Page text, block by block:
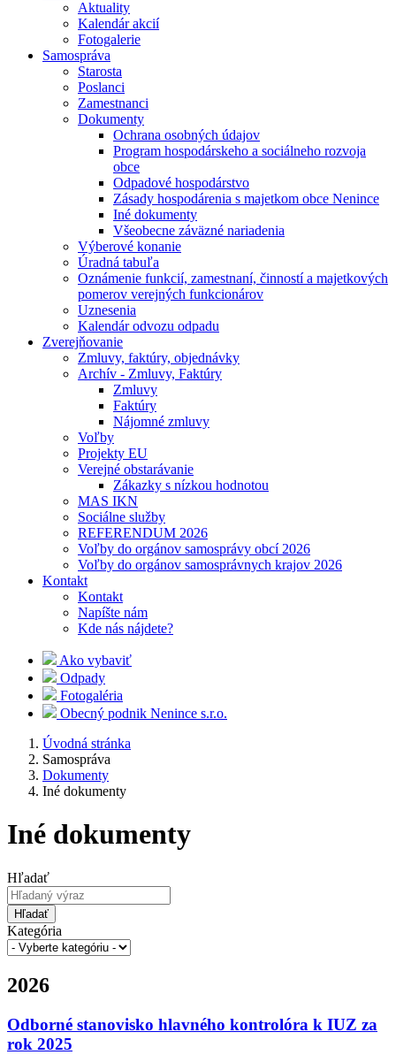
Aktuality
Kalendár akcií
Fotogalerie
Samospráva
Starosta
Poslanci
Zamestnanci
Dokumenty
Ochrana osobných údajov
Program hospodárskeho a sociálneho rozvoja
obce
Odpadové hospodárstvo
Zásady hospodárenia s majetkom obce Nenince
Iné dokumenty
Všeobecne záväzné nariadenia
Výberové konanie
Úradná tabuľa
Oznámenie funkcií, zamestnaní, činností a majetkových
pomerov verejných funkcionárov
Uznesenia
Kalendár odvozu odpadu
Zverejňovanie
Zmluvy, faktúry, objednávky
Archív - Zmluvy, Faktúry
Zmluvy
Faktúry
Nájomné zmluvy
Voľby
Projekty EU
Verejné obstarávanie
Zákazky s nízkou hodnotou
MAS IKN
Sociálne služby
REFERENDUM 2026
Voľby do orgánov samosprávy obcí 2026
Voľby do orgánov samosprávnych krajov 2026
Kontakt
Kontakt
Napíšte nám
Kde nás nájdete?
Ako vybaviť
Odpady
Fotogaléria
Obecný podnik Nenince s.r.o.
Úvodná stránka
Samospráva
Dokumenty
Iné dokumenty
Iné dokumenty
Hľadať
Hľadať
Kategória
2026
Odborné stanovisko hlavného kontrolóra k IUZ za
rok 2025